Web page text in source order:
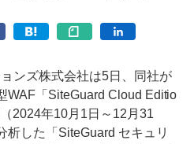
ンズ株式会社は5日、同社が
WAF「SiteGuard Cloud Editio
2024年10月1日～12月31
析した「SiteGuard セキュリ